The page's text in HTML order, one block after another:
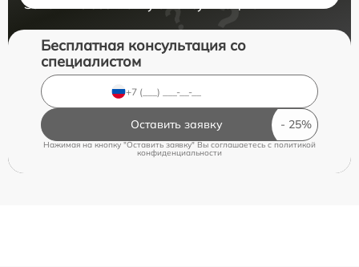
Закажите бесплатную консультацию
Бесплатная консультация со
специалистом
Оставить заявку
Нажимая на кнопку "Оставить заявку" Вы соглашаетесь c политикой
конфиденциальности